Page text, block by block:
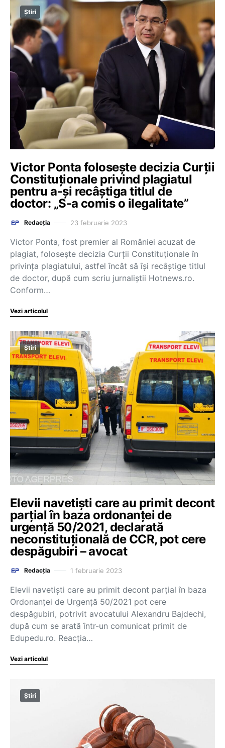
Știri
Victor Ponta folosește decizia Curții
Constituționale privind plagiatul
pentru a-și recâștiga titlul de
doctor: „S-a comis o ilegalitate”
Redacția 23 februarie 2023
Victor Ponta, fost premier al României acuzat de
plagiat, folosește decizia Curții Constituționale în
privința plagiatului, astfel încât să își recâștige titlul
de doctor, după cum scriu jurnaliștii Hotnews.ro.
Conform…
Vezi articolul
Știri
Elevii navetiști care au primit decont
parțial în baza ordonanței de
urgență 50/2021, declarată
neconstituțională de CCR, pot cere
despăgubiri – avocat
Redacția 1 februarie 2023
Elevii navetiști care au primit decont parțial în baza
Ordonanței de Urgență 50/2021 pot cere
despăgubiri, potrivit avocatului Alexandru Bajdechi,
după cum se arată într-un comunicat primit de
Edupedu.ro. Reacția…
Vezi articolul
Știri